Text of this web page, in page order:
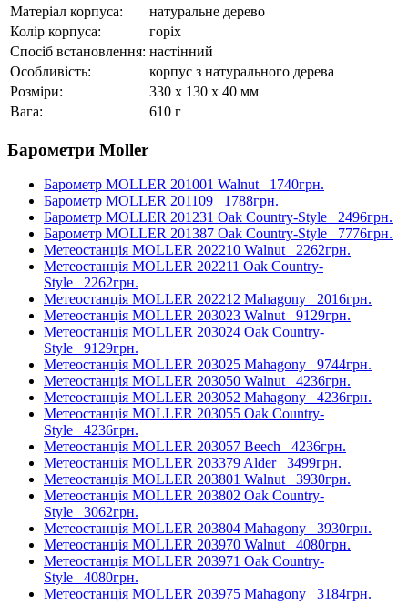
Матеріал корпуса:
натуральне дерево
Колір корпуса:
горіх
Спосіб встановлення: настінний
Особливість:
корпус з натурального дерева
Розміри:
330 x 130 x 40 мм
Вага:
610 г
Барометри Moller
Барометр MOLLER 201001 Walnut 1740грн.
Барометр MOLLER 201109 1788грн.
Барометр MOLLER 201231 Oak Country-Style 2496грн.
Барометр MOLLER 201387 Oak Country-Style 7776грн.
Метеостанція MOLLER 202210 Walnut 2262грн.
Метеостанція MOLLER 202211 Oak Country-
Style 2262грн.
Метеостанція MOLLER 202212 Mahagony 2016грн.
Метеостанція MOLLER 203023 Walnut 9129грн.
Метеостанція MOLLER 203024 Oak Country-
Style 9129грн.
Метеостанція MOLLER 203025 Mahagony 9744грн.
Метеостанція MOLLER 203050 Walnut 4236грн.
Метеостанція MOLLER 203052 Mahagony 4236грн.
Метеостанція MOLLER 203055 Oak Country-
Style 4236грн.
Метеостанція MOLLER 203057 Beech 4236грн.
Метеостанція MOLLER 203379 Alder 3499грн.
Метеостанція MOLLER 203801 Walnut 3930грн.
Метеостанція MOLLER 203802 Oak Country-
Style 3062грн.
Метеостанція MOLLER 203804 Mahagony 3930грн.
Метеостанція MOLLER 203970 Walnut 4080грн.
Метеостанція MOLLER 203971 Oak Country-
Style 4080грн.
Метеостанція MOLLER 203975 Mahagony 3184грн.